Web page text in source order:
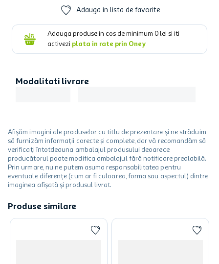
Adauga in lista de favorite
Adauga produse in cos de minimum 0 lei si iti
activezi plata in rate prin Oney
Modalitati livrare
Afișăm imagini ale produselor cu titlu de prezentare și ne străduim
să furnizăm informații corecte și complete, dar vă recomandăm să
verificați întotdeauna ambalajul produsului deoarece
producătorul poate modifica ambalajul fără notificare prealabilă.
Prin urmare, nu ne putem asuma responsabilitatea pentru
eventuale diferențe (cum ar fi culoarea, forma sau aspectul) dintre
imaginea afișată și produsul livrat.
Produse similare